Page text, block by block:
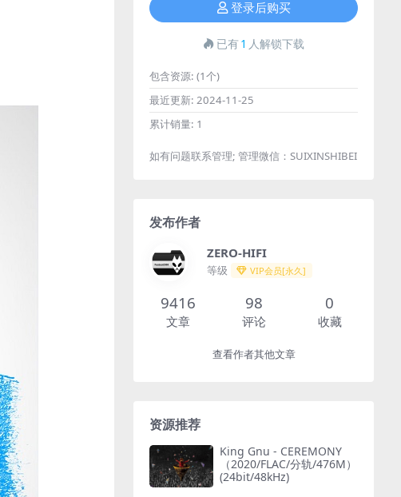
登录后购买
已有1 人解锁下载
包含资源: (1个)
最近更新: 2024-11-25
累计销量: 1
如有问题联系管理; 管理微信：SUIXINSHIBEI
发布作者
ZERO-HIFI
等级 VIP会员[永久]
9416
文章
98
评论
0
收藏
查看作者其他文章
资源推荐
King Gnu - CEREMONY
（2020/FLAC/分轨/476M）
(24bit/48kHz)